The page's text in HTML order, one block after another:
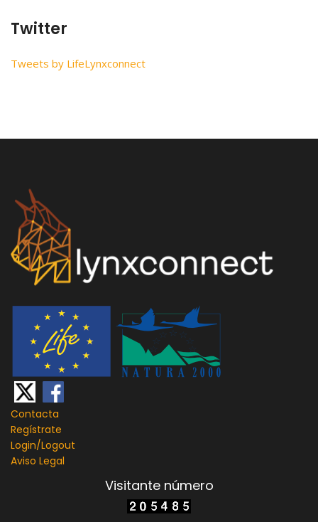
Twitter
Tweets by LifeLynxconnect
Contacta
Regístrate
Login/Logout
Aviso Legal
Visitante número